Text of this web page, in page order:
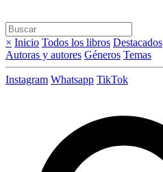
× Inicio Todos los libros Destacados
Autoras y autores Géneros Temas
Instagram Whatsapp TikTok